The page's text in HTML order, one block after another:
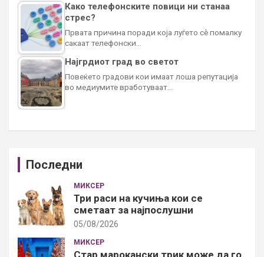
Како телефонските повици ни станаа
стрес?
Првата причина поради која луѓето сè помалку
сакаат телефонски…
Најгрдиот град во светот
Повеќето градови кои имаат лоша репутација
во медиумите вработуваат…
Последни
МИКСЕР
Три раси на кучиња кои се
сметаат за најпослушни
05/08/2026
МИКСЕР
Стар марокански трик може да го